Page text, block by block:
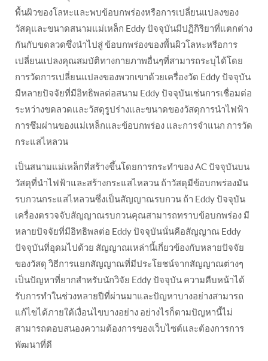
พื้นผิวของโลหะและพบข้อบกพร่องหรือการเปลี่ยนแปลงของ
วัสดุและขนาดสนามแม่เหล็ก Eddy ปัจจุบันมีปฏิกิริยาที่แตกต่าง
กันกับขดลวดซึ่งนำไปสู่ ข้อบกพร่องของพื้นผิวโลหะหรือการ
เปลี่ยนแปลงคุณสมบัติทางกายภาพอื่นๆที่สามารถระบุได้โดย
การวัดการเปลี่ยนแปลงของพวกเขาด้วยเครื่องวัด Eddy ปัจจุบัน
มีหลายปัจจัยที่มีอิทธิพลต่อสนาม Eddy ปัจจุบันเช่นการเชื่อมต่อ
ระหว่างขดลวดและวัสดุรูปร่างและขนาดของวัสดุการนำไฟฟ้า
การซึมผ่านของแม่เหล็กและข้อบกพร่อง และการจำแนก การวัด
กระแสไหลวน
เป็นสนามแม่เหล็กที่สร้างขึ้นโดยการกระทำของ AC ปัจจุบันบน
วัสดุที่นำไฟฟ้าและสร้างกระแสไหลวน ถ้าวัสดุมีข้อบกพร่องมัน
รบกวนกระแสไหลวนซึ่งเป็นสัญญาณรบกวน ถ้า Eddy ปัจจุบัน
เครื่องตรวจจับสัญญาณรบกวนคุณสามารถทราบข้อบกพร่อง มี
หลายปัจจัยที่มีอิทธิพลต่อ Eddy ปัจจุบันนั่นคือสัญญาณ Eddy
ปัจจุบันที่อุดมไปด้วย สัญญาณเหล่านี้เกี่ยวข้องกับหลายปัจจัย
ของวัสดุ วิธีการแยกสัญญาณที่มีประโยชน์จากสัญญาณต่างๆ
เป็นปัญหาที่ยากสำหรับนักวิจัย Eddy ปัจจุบัน ความคืบหน้าได้
รับการทำในช่วงหลายปีที่ผ่านมาและปัญหาบางอย่างสามารถ
แก้ไขได้ภายใต้เงื่อนไขบางอย่าง อย่างไรก็ตามปัญหานี้ไม่
สามารถตอบสนองความต้องการของเว็บไซต์และต้องการการ
พัฒนาที่ดี